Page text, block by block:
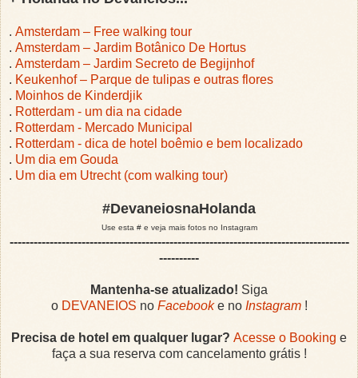
. Amsterdam – Free walking tour
. Amsterdam – Jardim Botânico De Hortus
. Amsterdam – Jardim Secreto de Begijnhof
. Keukenhof – Parque de tulipas e outras flores
. Moinhos de Kinderdjik
. Rotterdam - um dia na cidade
. Rotterdam - Mercado Municipal
. Rotterdam - dica de hotel boêmio e bem localizado
. Um dia em Gouda
. Um dia em Utrecht (com walking tour)
#DevaneiosnaHolanda
Use esta # e veja mais fotos no Instagram
-------------------------------------------------------------------------------------
----------
Mantenha-se atualizado! Siga
o DEVANEIOS no Facebooke no Instagram!
Precisa de hotel em qualquer lugar? Acesse o Booking e
faça a sua reserva com cancelamento grátis !